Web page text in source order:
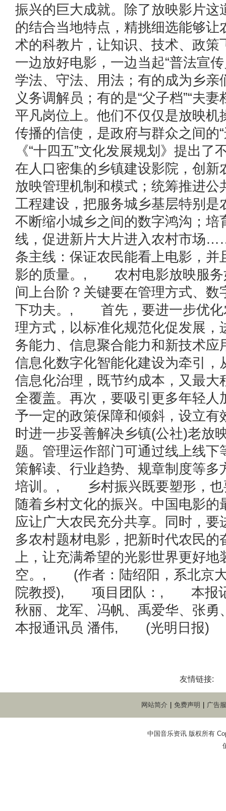
振兴的巨大成就。除了放映影片这
的结合当地特点，精挑细选能够让
术的科教片，让知识、技术、政策
一边放好电影，一边当起“普法宣
学法、守法、用法；有的成为乡亲
义务调解员；有的是“父子档”“夫
平凡岗位上。他们不仅仅是放映机
传播的信使，是政府与群众之间
《“十四五”文化发展规划》提出了
在人口密集的乡镇建设影院，创新
放映管理机制和模式；统筹推进公
工程建设，把服务城乡基层特别是
不断缩小城乡之间的数字鸿沟；培
线，促进新片大片进入农村市场
条主线：保证农民能看上电影，并
影的质量。, 农村电影放映服务
间上台阶？关键要在管理方式、数
下功夫。, 首先，要进一步优化
理方式，以标准化规范化促发展，
务能力、信息聚合能力和新技术应
信息化数字化智能化建设为牵引，
信息化治理，既节约成本，又最大
全覆盖。再次，要吸引更多年轻人
予一定的政策保障和倾斜，设立有
时进一步妥善解决乡镇(公社)老放
题。管理运作部门可通过线上线下
策解读、行业趋势、规章制度等多
培训。, 乡村振兴既要塑形，也
随着乡村文化的振兴。中国电影的
应让广大农民充分共享。同时，要
多农村题材电影，把新时代农民的
上，让充满希望的光影世界更好地
空。, (作者：陆绍阳，系北京大
院教授), 项目团队：, 本报记
秋丽、龙军、冯帆、禹爱华、张勇
本报通讯员 潘伟, (光明日报)
友情链接:
网站简介 免费声明 广告
中国音乐资讯 版权所有